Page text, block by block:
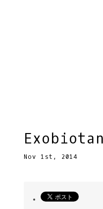
Nov 1st, 2014